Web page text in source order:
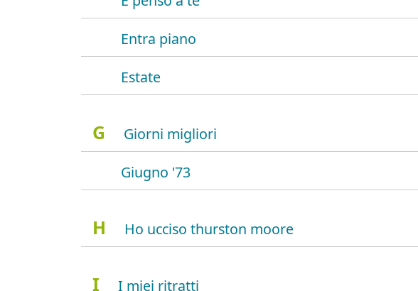
Entra piano
Estate
G
Giorni migliori
Giugno '73
H Ho ucciso thurston moore
I
I miei ritratti